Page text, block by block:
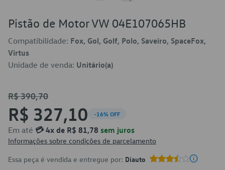
Pistão de Motor VW 04E107065HB
Compatibilidade: Fox, Gol, Golf, Polo, Saveiro, SpaceFox,
Virtus
Unidade de venda: Unitário(a)
R$ 390,70
R$ 327,10 -16% OFF
Em até 💳 4x de R$ 81,78 sem juros
Informações sobre condições de parcelamento
Essa peça é vendida e entregue por: Diauto